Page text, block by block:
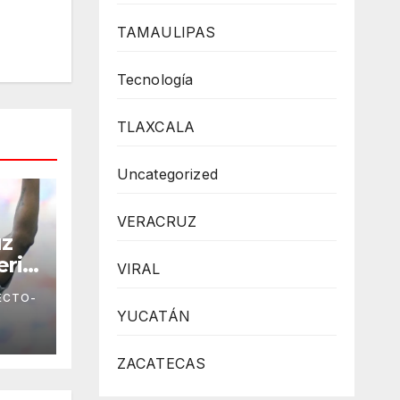
TAMAULIPAS
Tecnología
TLAXCALA
Uncategorized
VERACRUZ
VIRAL
YUCATÁN
ZACATECAS